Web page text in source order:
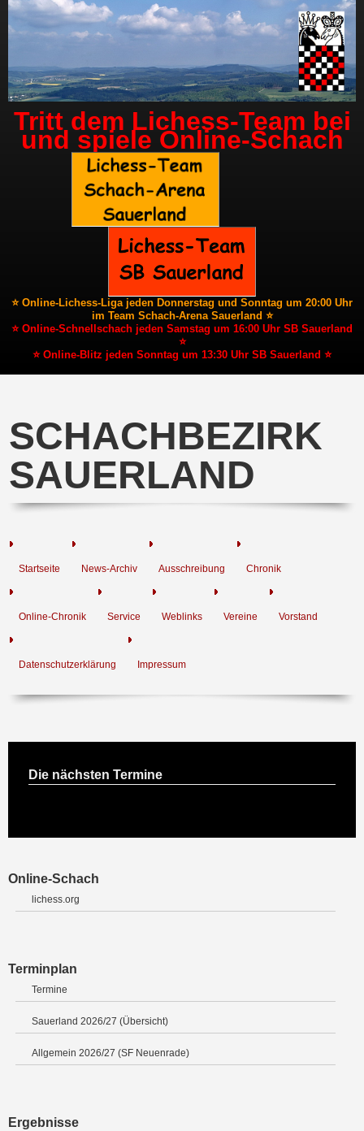
Tritt dem Lichess-Team bei
und spiele Online-Schach
⭐ Online-Lichess-Liga jeden Donnerstag und Sonntag um 20:00 Uhr
im Team Schach-Arena Sauerland ⭐
⭐ Online-Schnellschach jeden Samstag um 16:00 Uhr SB Sauerland
⭐
⭐ Online-Blitz jeden Sonntag um 13:30 Uhr SB Sauerland ⭐
SCHACHBEZIRK
SAUERLAND
Startseite News-Archiv Ausschreibung Chronik
Online-Chronik Service Weblinks Vereine Vorstand
Datenschutzerklärung Impressum
Die nächsten Termine
Online-Schach
lichess.org
Terminplan
Termine
Sauerland 2026/27 (Übersicht)
Allgemein 2026/27 (SF Neuenrade)
Ergebnisse